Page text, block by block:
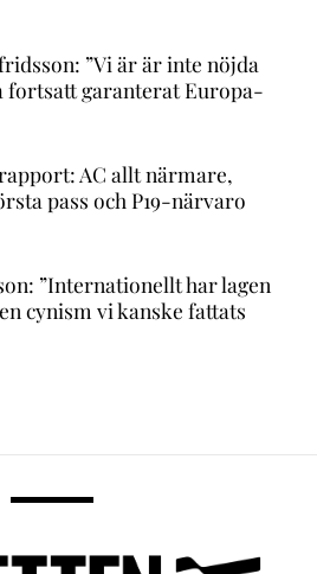
”Vi är är inte nöjda
fortsatt garanterat Europa-
AC allt närmare,
pass och P19-närvaro
”Internationellt har lagen
cynism vi kanske fattats